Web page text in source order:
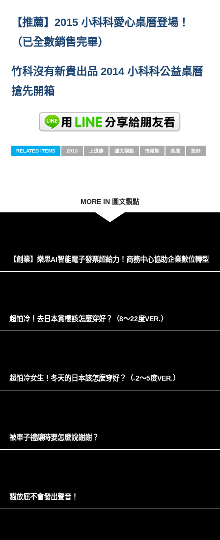
【推薦】2015 小科科愛心桌曆登場！
（已全數銷售完畢）
竹科沒有新貴出品 2014 小科科公益桌曆
搶先開箱
RELATED ITEMS 2016 上班族 圖文觀點 恰爾斯 桌曆 設計
MORE IN 圖文觀點
【創業】樂思AI智能電子發票超給力！商務中心協助企業數位轉型
超怕冷！去日本賞櫻該怎麼穿好？（8～22度VER.）
超怕冷女生！冬天的日本該怎麼穿好？（-2～5度VER.）
被車子禮讓時要怎麼說謝謝？
貓放屁不會發出聲音！